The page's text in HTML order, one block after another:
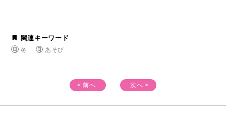
関連キーワード
冬 あそび
< 前へ 次へ >